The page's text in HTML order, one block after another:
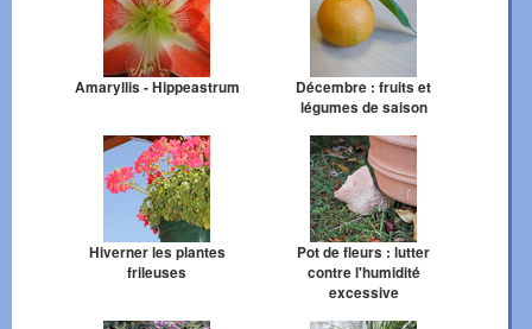
Amaryllis - Hippeastrum
Décembre : fruits et
légumes de saison
Hiverner les plantes
frileuses
Pot de fleurs : lutter
contre l'humidité
excessive